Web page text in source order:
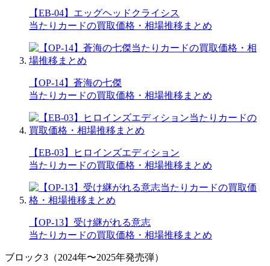
【EB-04】エッグヘッドクライシス
当たりカードの買取価格・相場推移まとめ
【OP-14】蒼海の七傑
当たりカードの買取価格・相場推移まとめ
【EB-03】ヒロインズエディション
当たりカードの買取価格・相場推移まとめ
【OP-13】受け継がれる意志
当たりカードの買取価格・相場推移まとめ
ブロック3（2024年〜2025年発売弾）